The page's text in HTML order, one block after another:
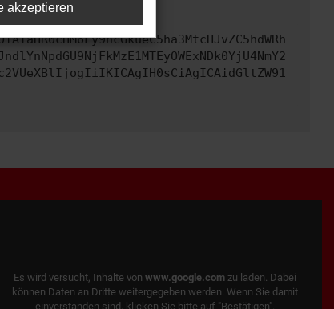
Es wird versucht, Inhalte von www.google.comzu laden. Dabei
können Daten an Dritte weitergegeben werden. Wenn Sie damit
einverstanden sind, klicken Sie bitte auf "Bestätigen".
akzeptieren